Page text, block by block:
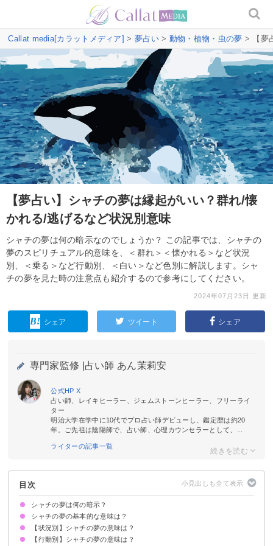
Callat media[カラットメディア] > 夢占い> 動物・植物・虫の夢 > 【夢
【夢占い】シャチの夢は縁起がいい？群れ/懐
かれる/逃げるなど状況別意味
シャチの夢は何の暗示なのでしょうか？ この記事では、シャチの
夢のスピリチュアル的意味を、＜群れ＞＜懐かれる＞など状況
別、＜乗る＞など行動別、＜白い＞など色別に解説します。シャ
チの夢を見た時の注意点も紹介するので参考にしてください。
2024年07月23日 更新
シェア ツイート シェア
専門家監修 | 占い師 あん茉莉安
公式HP X
占い師、レイキヒーラー、ジェムストーンヒーラー、フリーライ
ター
明治大学在学中に10代でプロ占い師デビューし、鑑定歴は約20
年。ご先祖は陰陽師で、占い師、心理カウンセラーとして、...
ライターの記事一覧
目次
シャチの夢は何の暗示？
シャチの夢の基本的な意味は？
対人運ややる気の高まりを暗示
状況/行動/色で意味が決まる
【状況別】シャチの夢の意味は？
シャチの群れの夢【吉夢】
シャチが出てきて怖い夢【警告夢】
シャチに懐かれる夢【吉夢】
シャチから逃げる夢【警告夢】
シャチが死んでいる夢【吉夢】
シャチがジャンプする夢【吉夢】
【行動別】シャチの夢の意味は？